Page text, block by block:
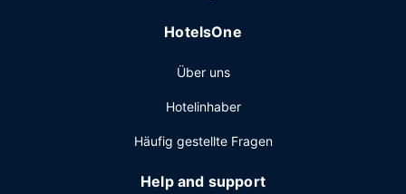
HotelsOne
Über uns
Hotelinhaber
Häufig gestellte Fragen
Help and support